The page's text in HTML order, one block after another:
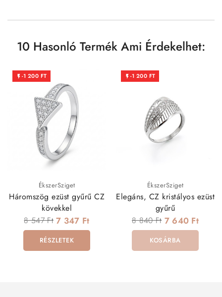
10 Hasonló Termék Ami Érdekelhet:
-1 200 FT
ÉkszerSziget
Háromszög ezüst gyűrű CZ
kövekkel
8 547 Ft 7 347 Ft
RÉSZLETEK
-1 200 FT
ÉkszerSziget
Elegáns, CZ kristályos ezüst
gyűrű
8 840 Ft 7 640 Ft
KOSÁRBA